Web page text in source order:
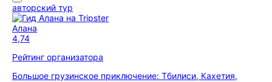
авторский тур
Алана
4,74
Рейтинг организатора
Большое грузинское приключение: Тбилиси, Кахетия,